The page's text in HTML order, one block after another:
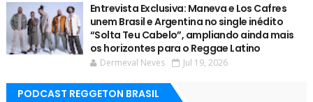
Entrevista Exclusiva: Maneva e Los Cafres
unem Brasil e Argentina no single inédito
“Solta Teu Cabelo”, ampliando ainda mais
os horizontes para o Reggae Latino
Dermeval Neves Jul 19, 2026
PODCAST REGGETON BRASIL